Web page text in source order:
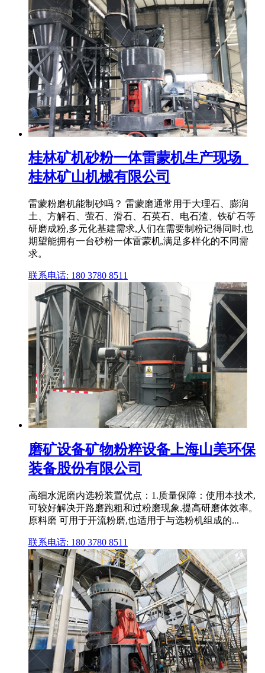
桂林矿机砂粉一体雷蒙机生产现场_
桂林矿山机械有限公司
雷蒙粉磨机能制砂吗？ 雷蒙磨通常用于大理石、膨润
土、方解石、萤石、滑石、石英石、电石渣、铁矿石等
研磨成粉,多元化基建需求,人们在需要制粉记得同时,也
期望能拥有一台砂粉一体雷蒙机,满足多样化的不同需
求。
联系电话: 180 3780 8511
磨矿设备矿物粉粹设备上海山美环保
装备股份有限公司
高细水泥磨内选粉装置优点：1.质量保障：使用本技术,
可较好解决开路磨跑粗和过粉磨现象,提高研磨体效率。
原料磨 可用于开流粉磨,也适用于与选粉机组成的...
联系电话: 180 3780 8511